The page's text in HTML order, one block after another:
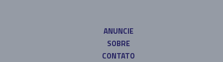
ANUNCIE
SOBRE
CONTATO